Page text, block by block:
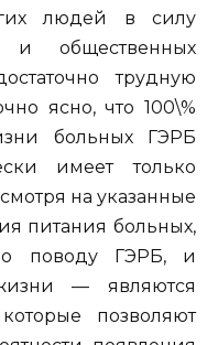
людей в силу
и общественных
трудную
ясно, что 100\%
больных ГЭРБ
имеет только
на указанные
питания больных,
поводу ГЭРБ, и
— являются
позволяют